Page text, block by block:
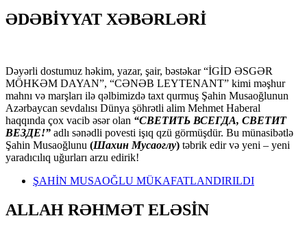
ƏDƏBİYYAT XƏBƏRLƏRİ
Dəyərli dostumuz həkim, yazar, şair, bəstəkar “İGİD ƏSGƏR
MÖHKƏM DAYAN”, “CƏNƏB LEYTENANT” kimi məşhur
mahnı və marşları ilə qəlbimizdə taxt qurmuş Şahin Musaoğlunun
Azərbaycan sevdalısı Dünya şöhrətli alim Mehmet Haberal
haqqında çox vacib əsər olan “СВЕТИТЬ ВСЕГДА, СВЕТИТ
ВЕЗДЕ!” adlı sənədli povesti işıq qzü görmüşdür. Bu münasibətlə
Şahin Musaoğlunu (Шахин Мусаоглу) təbrik edir və yeni – yeni
yaradıcılıq uğurları arzu edirik!
ŞAHİN MUSAOĞLU MÜKAFATLANDIRILDI
ALLAH RƏHMƏT ELƏSİN